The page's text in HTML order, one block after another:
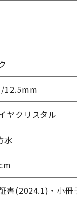
12.5mm
ヤクリスタル
水
書(2024.1)・小冊